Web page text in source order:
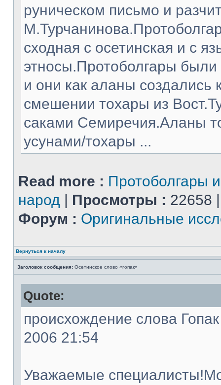
руническом письмо и
сходная с осетинская и с
этносы.Протоболгары были
и они как аланы создались
смешении тохары из
саками Семиречия.Аланы
усунами/тохары ...
Read more : Протоболгары
народ | Просмотры : 22658
Форум : Оригинальные
Вернуться к началу
Заголовок сообщения: Осетинское слово «гопак»
Quote:
происхождение слова
2006 21:54
Уважаемые